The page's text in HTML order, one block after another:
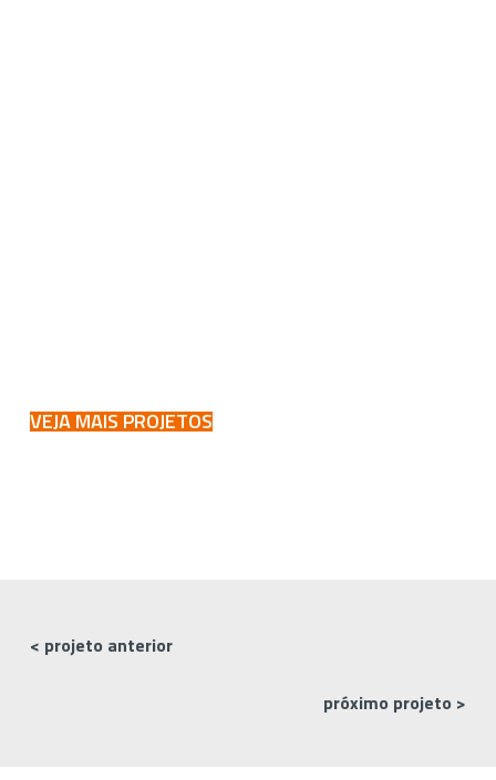
VEJA MAIS PROJETOS
< projeto anterior
próximo projeto >